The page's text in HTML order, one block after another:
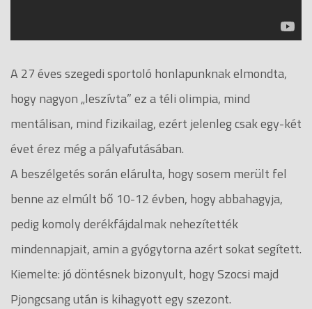
A 27 éves szegedi sportoló honlapunknak elmondta,
hogy nagyon „leszívta” ez a téli olimpia, mind
mentálisan, mind fizikailag, ezért jelenleg csak egy-két
évet érez még a pályafutásában.
A beszélgetés során elárulta, hogy sosem merült fel
benne az elmúlt bő 10-12 évben, hogy abbahagyja,
pedig komoly derékfájdalmak nehezítették
mindennapjait, amin a gyógytorna azért sokat segített.
Kiemelte: jó döntésnek bizonyult, hogy Szocsi majd
Pjongcsang után is kihagyott egy szezont.